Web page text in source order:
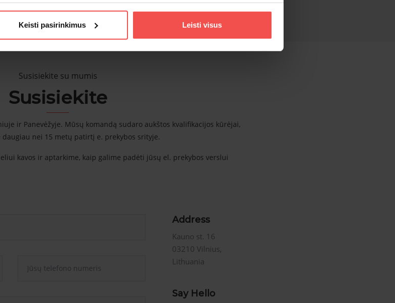
Keisti pasirinkimus Leisti visus
Susisiekite su mumis
Susisiekite
ir Panevėžyje. Mūsų komandą sudaro aukštos kvalifikacijos kūrėjai,
daugiau nei 15 metų patirtį e. prekybos srityje.
kavos ir aptarkime, kaip galime padėti jūsų el. prekybos verslui
Address
Kauno st. 16
03210 Vilnius,
Lithuania
Say Hello